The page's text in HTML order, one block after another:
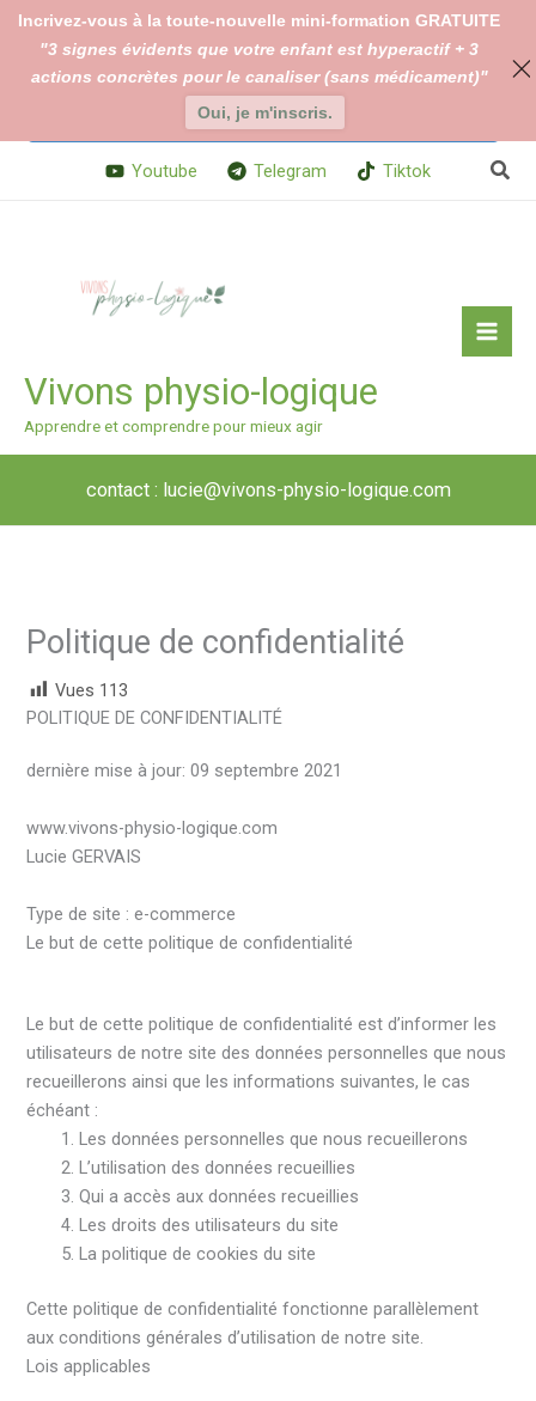
Aller
contenu
Youtube Telegram Tiktok
Vivons physio-logique
Apprendre et comprendre pour mieux agir
contact : lucie@vivons-physio-logique.com
Politique de confidentialité
Vues 113
POLITIQUE DE CONFIDENTIALITÉ
dernière mise à jour: 09 septembre 2021
www.vivons-physio-logique.com
Lucie GERVAIS
Type de site : e-commerce
Le but de cette politique de confidentialité
Le but de cette politique de confidentialité est d’informer les
utilisateurs de notre site des données personnelles que nous
recueillerons ainsi que les informations suivantes, le cas
échéant :
Les données personnelles que nous recueillerons
L’utilisation des données recueillies
Qui a accès aux données recueillies
Les droits des utilisateurs du site
La politique de cookies du site
Cette politique de confidentialité fonctionne parallèlement
aux conditions générales d’utilisation de notre site.
Lois applicables
En continuant à utiliser le site, vous acceptez l’utilisation des
cookies. Changer vos paramètres de cookies
Accepter
Incrivez-vous à la toute-nouvelle mini-formation GRATUITE
"3 signes évidents que votre enfant est hyperactif + 3
actions concrètes pour le canaliser (sans médicament)"
Oui, je m'inscris.